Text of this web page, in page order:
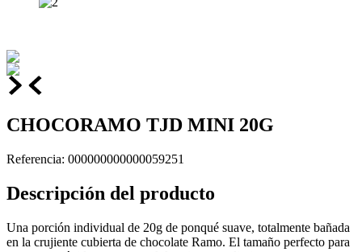
CHOCORAMO TJD MINI 20G
Referencia: 000000000000059251
Descripción del producto
Una porción individual de 20g de ponqué suave, totalmente bañada
en la crujiente cubierta de chocolate Ramo. El tamaño perfecto para